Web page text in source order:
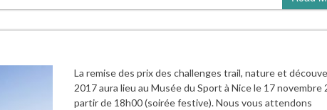
La remise des prix des challenges trail, nature et
2017 aura lieu au Musée du Sport à Nice le 17 novembre
partir de 18h00 (soirée festive). Nous vous attendons